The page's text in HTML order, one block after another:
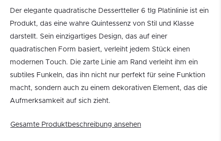
Der elegante quadratische Dessertteller 6 tlg Platinlinie ist ein
Produkt, das eine wahre Quintessenz von Stil und Klasse
darstellt. Sein einzigartiges Design, das auf einer
quadratischen Form basiert, verleiht jedem Stück einen
modernen Touch. Die zarte Linie am Rand verleiht ihm ein
subtiles Funkeln, das ihn nicht nur perfekt für seine Funktion
macht, sondern auch zu einem dekorativen Element, das die
Aufmerksamkeit auf sich zieht.
Gesamte Produktbeschreibung ansehen